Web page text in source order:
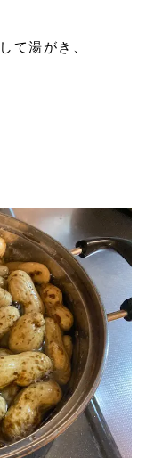
て湯がき、